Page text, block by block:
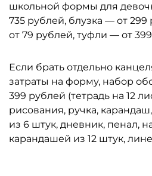
школьной формы для
735 рублей, блузка — от
от 79 рублей, туфли — от
Если брать отдельно
затраты на форму, набор
399 рублей (тетрадь на 12
рисования, ручка,
из 6 штук, дневник, пенал,
карандашей из 12 штук,